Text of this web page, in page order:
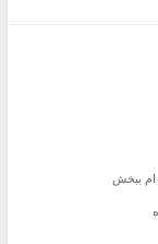
ام ببخش